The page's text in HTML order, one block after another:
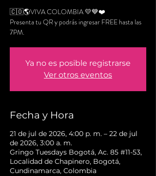
🇨🇴🌎VIVA COLOMBIA 💛💙❤️
Presenta tu QR y podrás ingresar FREE hasta las
7PM.
Ya no es posible registrarse
Ver otros eventos
Fecha y Hora
21 de jul de 2026, 4:00 p. m. – 22 de jul
de 2026, 3:00 a. m.
Gringo Tuesdays Bogotá, Ac. 85 #11-53,
Localidad de Chapinero, Bogotá,
Cundinamarca, Colombia